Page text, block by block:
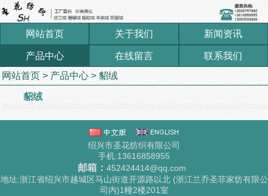
网站首页 关于我们 新闻资讯
产品中心 在线留言
联系我们
网站首页 > 产品中心 > 貂绒
貂绒
绍兴市圣花纺织有限公司
手机:13616858955
邮箱： 452424414@qq.com
地址:浙江省绍兴市越城区马山街道开源路以北 (浙江兰乔圣菲家纺有限公
司内)1幢2楼201室